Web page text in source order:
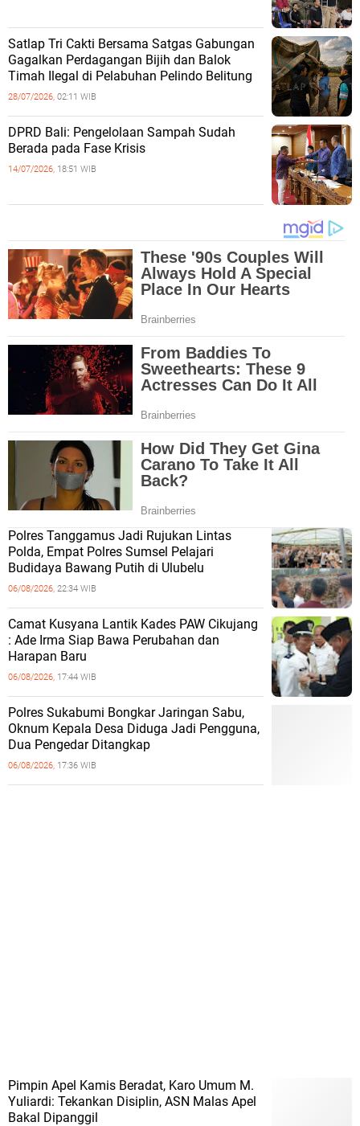
Satlap Tri Cakti Bersama Satgas Gabungan
Gagalkan Perdagangan Bijih dan Balok
Timah Ilegal di Pelabuhan Pelindo Belitung
28/07/2026, 02:11 WIB
DPRD Bali: Pengelolaan Sampah Sudah
Berada pada Fase Krisis
14/07/2026, 18:51 WIB
Polres Tanggamus Jadi Rujukan Lintas
Polda, Empat Polres Sumsel Pelajari
Budidaya Bawang Putih di Ulubelu
06/08/2026, 22:34 WIB
Camat Kusyana Lantik Kades PAW Cikujang
: Ade Irma Siap Bawa Perubahan dan
Harapan Baru
06/08/2026, 17:44 WIB
Polres Sukabumi Bongkar Jaringan Sabu,
Oknum Kepala Desa Diduga Jadi Pengguna,
Dua Pengedar Ditangkap
06/08/2026, 17:36 WIB
Pimpin Apel Kamis Beradat, Karo Umum M.
Yuliardi: Tekankan Disiplin, ASN Malas Apel
Bakal Dipanggil